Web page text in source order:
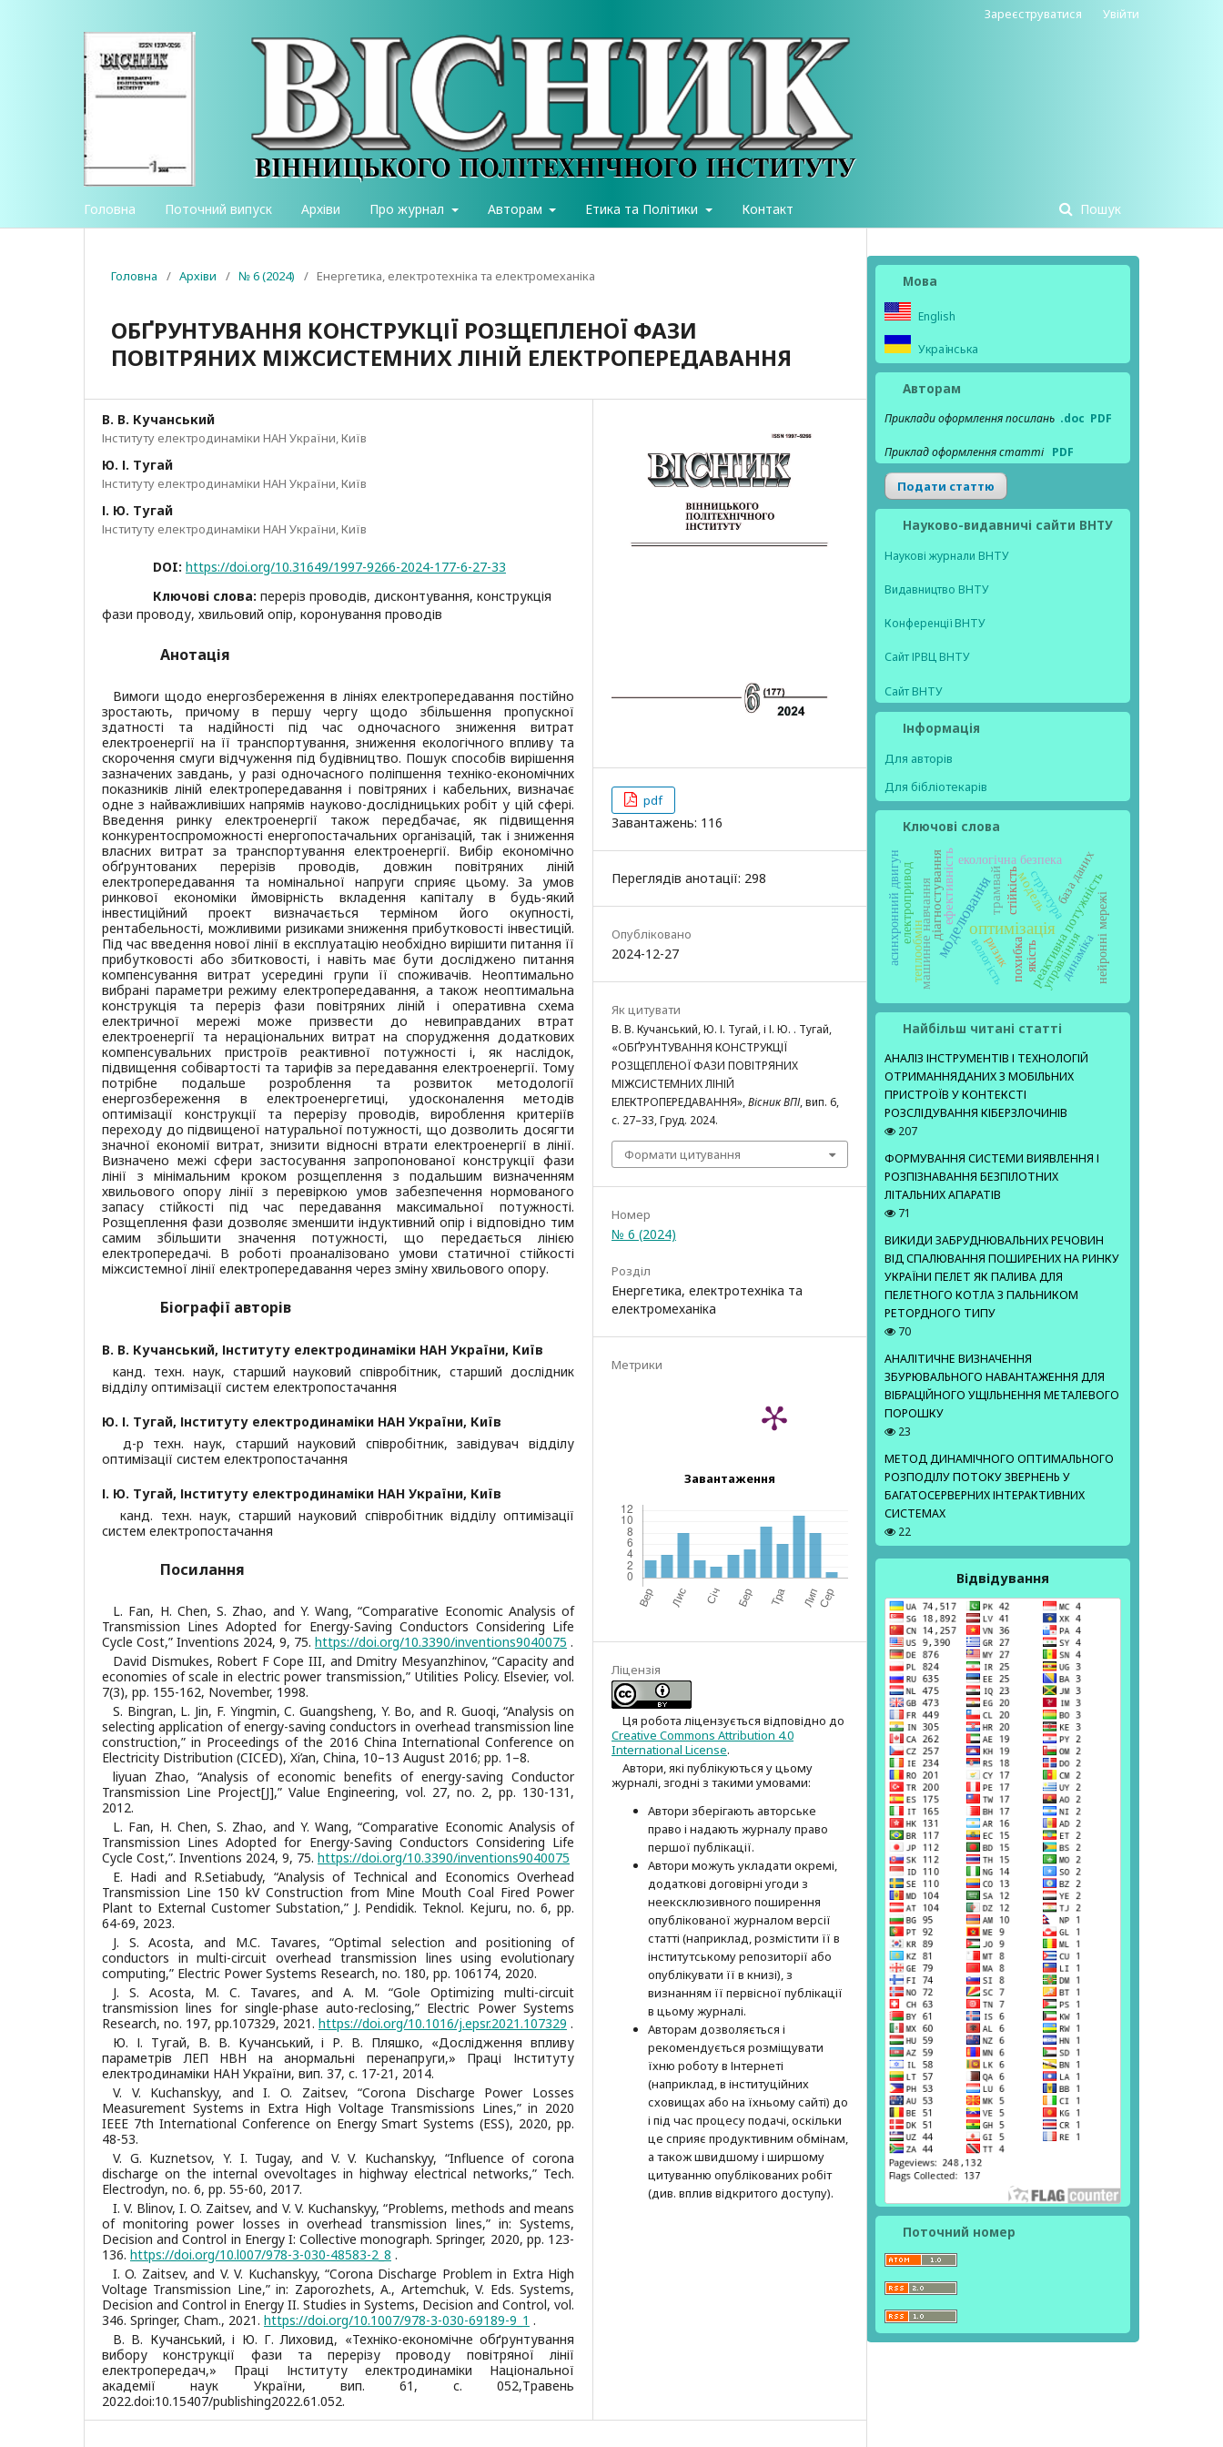
Головна Поточний випуск Архіви Про журнал Авторам Етика та Політики Контакт Пошук
Зареєструватися Увійти
Головна / Архіви / № 6 (2024) / Енергетика, електротехніка та електромеханіка
ОБҐРУНТУВАННЯ КОНСТРУКЦІЇ РОЗЩЕПЛЕНОЇ ФАЗИ
ПОВІТРЯНИХ МІЖСИСТЕМНИХ ЛІНІЙ ЕЛЕКТРОПЕРЕДАВАННЯ
В. В. Кучанський
Інституту електродинаміки НАН України, Київ
Ю. І. Тугай
Інституту електродинаміки НАН України, Київ
І. Ю. Тугай
Інституту електродинаміки НАН України, Київ
DOI: https://doi.org/10.31649/1997-9266-2024-177-6-27-33
Ключові слова: переріз проводів, дисконтування, конструкція
фази проводу, хвильовий опір, коронування проводів
Анотація
Вимоги щодо енергозбереження в лініях електропередавання постійно
зростають, причому в першу чергу щодо збільшення пропускної
здатності та надійності під час одночасного зниження витрат
електроенергії на її транспортування, зниження екологічного впливу та
скорочення смуги відчуження під будівництво. Пошук способів вирішення
зазначених завдань, у разі одночасного поліпшення техніко-економічних
показників ліній електропередавання і повітряних і кабельних, визначає
одне з найважливіших напрямів науково-дослідницьких робіт у цій сфері.
Введення ринку електроенергії також передбачає, як підвищення
конкурентоспроможності енергопостачальних організацій, так і зниження
власних витрат за транспортування електроенергії. Вибір економічно
обґрунтованих перерізів проводів, довжин повітряних ліній
електропередавання та номінальної напруги сприяє цьому. За умов
ринкової економіки ймовірність вкладення капіталу в будь-який
інвестиційний проект визначається терміном його окупності,
рентабельності, можливими ризиками зниження прибутковості інвестицій.
Під час введення нової лінії в експлуатацію необхідно вирішити питання її
прибутковості або збитковості, і навіть має бути досліджено питання
компенсування витрат усередині групи її споживачів. Неоптимально
вибрані параметри режиму електропередавання, а також неоптимальна
конструкція та переріз фази повітряних ліній і оперативна схема
електричної мережі може призвести до невиправданих втрат
електроенергії та нераціональних витрат на спорудження додаткових
компенсувальних пристроїв реактивної потужності і, як наслідок,
підвищення собівартості та тарифів за передавання електроенергії. Тому
потрібне подальше розроблення та розвиток методології
енергозбереження в електроенергетиці, удосконалення методів
оптимізації конструкції та перерізу проводів, вироблення критеріїв
переходу до підвищеної натуральної потужності, що дозволить досягти
значної економії витрат, знизити відносні втрати електроенергії в лінії.
Визначено межі сфери застосування запропонованої конструкції фази
лінії з мінімальним кроком розщеплення з подальшим визначенням
хвильового опору лінії з перевіркою умов забезпечення нормованого
запасу стійкості під час передавання максимальної потужності.
Розщеплення фази дозволяє зменшити індуктивний опір і відповідно тим
самим збільшити значення потужності, що передається лінією
електропередачі. В роботі проаналізовано умови статичної стійкості
міжсистемної лінії електропередавання через зміну хвильового опору.
Біографії авторів
В. В. Кучанський, Інституту електродинаміки НАН України, Київ
канд. техн. наук, старший науковий співробітник, старший дослідник
відділу оптимізації систем електропостачання
Ю. І. Тугай, Інституту електродинаміки НАН України, Київ
д-р техн. наук, старший науковий співробітник, завідувач відділу
оптимізації систем електропостачання
І. Ю. Тугай, Інституту електродинаміки НАН України, Київ
канд. техн. наук, старший науковий співробітник відділу оптимізації
систем електропостачання
Посилання
L. Fan, H. Chen, S. Zhao, and Y. Wang, “Comparative Economic Analysis of
Transmission Lines Adopted for Energy-Saving Conductors Considering Life
Cycle Cost,” Inventions 2024, 9, 75. https://doi.org/10.3390/inventions9040075 .
David Dismukes, Robert F Cope III, and Dmitry Mesyanzhinov, “Capacity and
economies of scale in electric power transmission,” Utilities Policy. Elsevier, vol.
7(3), pp. 155-162, November, 1998.
S. Bingran, L. Jin, F. Yingmin, C. Guangsheng, Y. Bo, and R. Guoqi, “Analysis on
selecting application of energy-saving conductors in overhead transmission line
construction,” in Proceedings of the 2016 China International Conference on
Electricity Distribution (CICED), Xi’an, China, 10–13 August 2016; pp. 1–8.
liyuan Zhao, “Analysis of economic benefits of energy-saving Conductor
Transmission Line Project[J],” Value Engineering, vol. 27, no. 2, pp. 130-131,
2012.
L. Fan, H. Chen, S. Zhao, and Y. Wang, “Comparative Economic Analysis of
Transmission Lines Adopted for Energy-Saving Conductors Considering Life
Cycle Cost,”. Inventions 2024, 9, 75. https://doi.org/10.3390/inventions9040075
E. Hadi and R.Setiabudy, “Analysis of Technical and Economics Overhead
Transmission Line 150 kV Construction from Mine Mouth Coal Fired Power
Plant to External Customer Substation,” J. Pendidik. Teknol. Kejuru, no. 6, pp.
64-69, 2023.
J. S. Acosta, and M.C. Tavares, “Optimal selection and positioning of
conductors in multi-circuit overhead transmission lines using evolutionary
computing,” Electric Power Systems Research, no. 180, pp. 106174, 2020.
J. S. Acosta, M. C. Tavares, and A. M. “Gole Optimizing multi-circuit
transmission lines for single-phase auto-reclosing,” Electric Power Systems
Research, no. 197, pp.107329, 2021. https://doi.org/10.1016/j.epsr.2021.107329 .
Ю. І. Тугай, В. В. Кучанський, і Р. В. Пляшко, «Дослідження впливу
параметрів ЛЕП НВН на анормальні перенапруги,» Праці Інституту
електродинаміки НАН України, вип. 37, с. 17-21, 2014.
V. V. Kuchanskyy, and I. O. Zaitsev, “Corona Discharge Power Losses
Measurement Systems in Extra High Voltage Transmissions Lines,” in 2020
IEEE 7th International Conference on Energy Smart Systems (ESS), 2020, pp.
48-53.
V. G. Kuznetsov, Y. I. Tugay, and V. V. Kuchanskyy, “Influence of corona
discharge on the internal ovevoltages in highway electrical networks,” Tech.
Electrodyn, no. 6, pp. 55-60, 2017.
I. V. Blinov, I. O. Zaitsev, and V. V. Kuchanskyy, “Problems, methods and means
of monitoring power losses in overhead transmission lines,” in: Systems,
Decision and Control in Energy I: Collective monograph. Springer, 2020, pp. 123-
136. https://doi.org/10.l007/978-3-030-48583-2_8 .
I. O. Zaitsev, and V. V. Kuchanskyy, “Corona Discharge Problem in Extra High
Voltage Transmission Line,” in: Zaporozhets, A., Artemchuk, V. Eds. Systems,
Decision and Control in Energy II. Studies in Systems, Decision and Control, vol.
346. Springer, Cham., 2021. https://doi.org/10.1007/978-3-030-69189-9_1 .
В. В. Кучанський, і Ю. Г. Лиховид, «Техніко-економічне обґрунтування
вибору конструкції фази та перерізу проводу повітряної лінії
електропередач,» Праці Інституту електродинаміки Національної
академії наук України, вип. 61, с. 052,Травень
2022.doi:10.15407/publishing2022.61.052.
pdf
Завантажень: 116
Переглядів анотації: 298
Опубліковано
2024-12-27
Як цитувати
В. В. Кучанський, Ю. І. Тугай, і І. Ю. . Тугай,
«ОБҐРУНТУВАННЯ КОНСТРУКЦІЇ
РОЗЩЕПЛЕНОЇ ФАЗИ ПОВІТРЯНИХ
МІЖСИСТЕМНИХ ЛІНІЙ
ЕЛЕКТРОПЕРЕДАВАННЯ»,Вісник ВПІ, вип. 6,
с. 27–33, Груд. 2024.
Формати цитування
Номер
№ 6 (2024)
Розділ
Енергетика, електротехніка та
електромеханіка
Метрики
Завантаження
Ліцензія
Ця робота ліцензується відповідно до
Creative Commons Attribution 4.0
International License.
Автори, які публікуються у цьому
журналі, згодні з такими умовами:
Автори зберігають авторське
право і надають журналу право
першої публі­кації.
Автори можуть укладати окремі,
додат­кові договірні угоди з
неексклюзив­ного поширення
опублікованої журналом версії
статті (наприклад, розмістити її в
інститутському репозиторії або
опубліку­вати її в книзі), з
визнанням її первісної публікації
в цьому журналі.
Авторам дозволяється і
рекомендується розміщувати
їхню роботу в Інтернеті
(наприклад, в інституційних
сховищах або на їхньому сайті) до
і під час процесу подачі, оскільки
це сприяє продуктивним обмінам,
а також швидшому і ширшому
цитуванню опубліко­ва­них робіт
(див. вплив відкритого доступу).
Мова
English
Українська
Авторам
Приклади оформлення посилань .doc PDF
Приклад оформлення статті PDF
Подати статтю
Науково-видавничі сайти ВНТУ
Наукові журнали ВНТУ
Видавництво ВНТУ
Конференції ВНТУ
Сайт ІРВЦ ВНТУ
Сайт ВНТУ
Інформація
Для авторів
Для бібліотекарів
Ключові слова
оптимізація
моделювання реактивна потужність
ефективність
машинне навчання модель
діагностування трамвай
вологість
ризик управління
теплообмін
електропривод структура
стійкість
асинхронний двигун якість
екологічна безпека
нейронні мережі
база даних
динаміка
похибка
Найбільш читані статті
АНАЛІЗ ІНСТРУМЕНТІВ І ТЕХНОЛОГІЙ
ОТРИМАННЯДАНИХ З МОБІЛЬНИХ
ПРИСТРОЇВ У КОНТЕКСТІ
РОЗСЛІДУВАННЯ КІБЕРЗЛОЧИНІВ
207
ФОРМУВАННЯ СИСТЕМИ ВИЯВЛЕННЯ І
РОЗПІЗНАВАННЯ БЕЗПІЛОТНИХ
ЛІТАЛЬНИХ АПАРАТІВ
71
ВИКИДИ ЗАБРУДНЮВАЛЬНИХ РЕЧОВИН
ВІД СПАЛЮВАННЯ ПОШИРЕНИХ НА РИНКУ
УКРАЇНИ ПЕЛЕТ ЯК ПАЛИВА ДЛЯ
ПЕЛЕТНОГО КОТЛА З ПАЛЬНИКОМ
РЕТОРДНОГО ТИПУ
70
АНАЛІТИЧНЕ ВИЗНАЧЕННЯ
ЗБУРЮВАЛЬНОГО НАВАНТАЖЕННЯ ДЛЯ
ВІБРАЦІЙНОГО УЩІЛЬНЕННЯ МЕТАЛЕВОГО
ПОРОШКУ
23
МЕТОД ДИНАМІЧНОГО ОПТИМАЛЬНОГО
РОЗПОДІЛУ ПОТОКУ ЗВЕРНЕНЬ У
БАГАТОСЕРВЕРНИХ ІНТЕРАКТИВНИХ
СИСТЕМАХ
22
Відвідування
Поточний номер